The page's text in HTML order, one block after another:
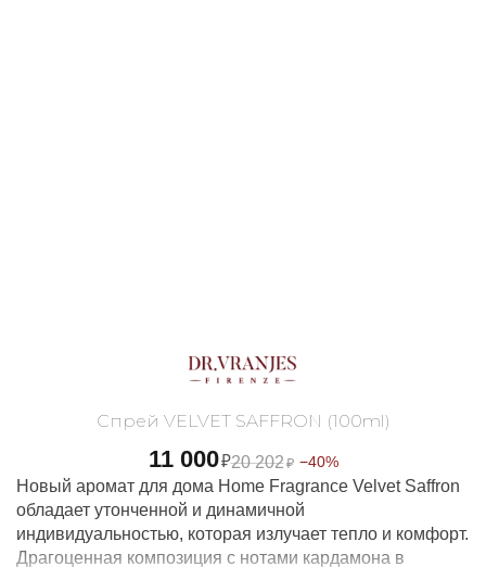
Спрей VELVET SAFFRON (100ml)
11 000₽20 202₽ −40%
Новый аромат для дома Home Fragrance Velvet Saffron
обладает утонченной и динамичной
индивидуальностью, которая излучает тепло и комфорт.
Драгоценная композиция с нотами кардамона в